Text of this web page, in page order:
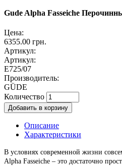
Gude Alpha Fasseiche
Цена:
6355.00 грн.
Артикул:
Артикул:
E725/07
Производитель:
GÜDE
Количество
Описание
Характеристики
В условиях современной жизни
Alpha Fasseiche – это достаточно